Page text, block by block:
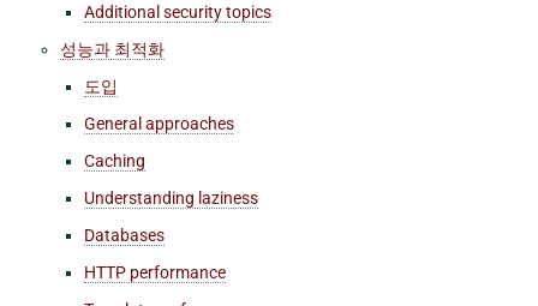
Additional security topics
성능과 최적화
도입
General approaches
Caching
Understanding laziness
Databases
HTTP performance